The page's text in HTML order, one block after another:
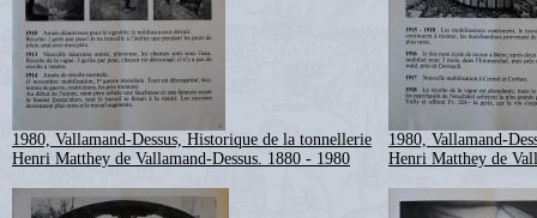
1980, Vallamand-Dessus, Historique de la tonnellerie
Henri Matthey de Vallamand-Dessus. 1880 - 1980
1980, Vallamand-
Henri Matthey de